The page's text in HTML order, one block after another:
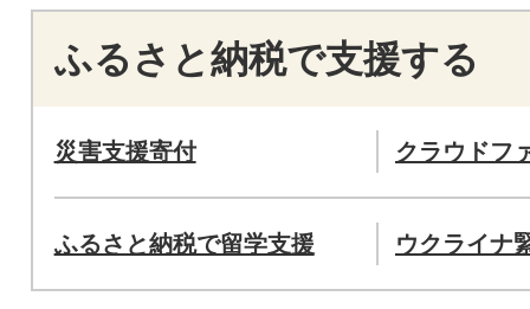
ふるさと納税で支援する
災害支援寄付 クラウドフ
ふるさと納税で留学支援 ウクライナ